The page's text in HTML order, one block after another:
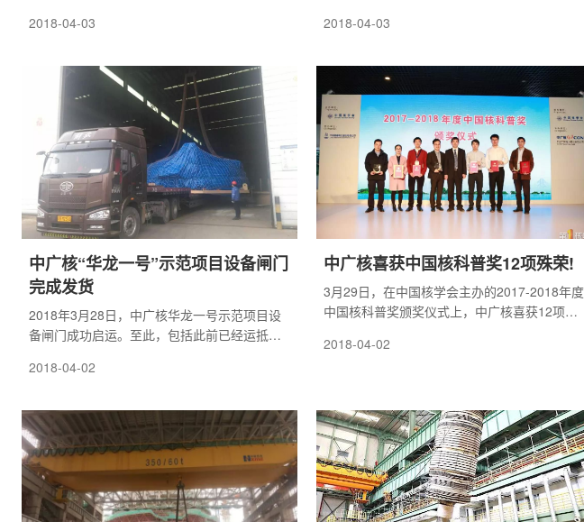
和流致振动传感器安装保护部件顺利通过验
2018-04-03
达胜加速器技术有限公司(下称中广核达胜)联合
2018-04-03
中广核“华龙一号”示范项目设备闸门
完成发货
2018年3月28日，中广核华龙一号示范项目设
备闸门成功启运。至此，包括此前已经运抵防
示范项目防城港核电首台机组的三台闸门全部
首台机组
2018-04-02
中广核喜获中国核科普奖12项殊荣!
3月29日，在中国核学会主办的2017-2018年度
中国核科普奖颁奖仪式上，中广核喜获12项殊
张金麟院士、周永茂院士、张焕乔院士、国家
2018-04-02